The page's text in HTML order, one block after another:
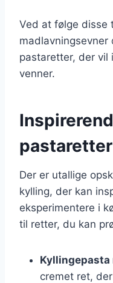
Ved at følge disse
pastaretter, der vil
venner.
Der er utallige
kylling, der kan
eksperimentere i
til retter, du kan
Kyllingepasta
cremet ret,